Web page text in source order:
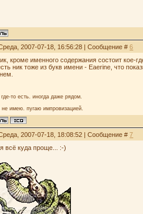
2007-07-18, 16:56:28 | Сообщение #6
кроме именного содержания состоит кое-
ник тоже из букв имени - Eaerine, что
где-то есть. иногда даже рядом.
не имею. пугаю импровизацией.
2007-07-18, 18:08:52 | Сообщение #7
всё куда проще... :-)